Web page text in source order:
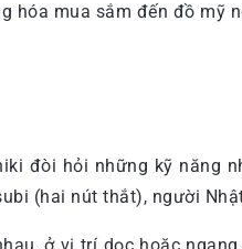
hóa mua sắm đến đồ mỹ
đòi hỏi những kỹ năng
(hai nút thắt), người